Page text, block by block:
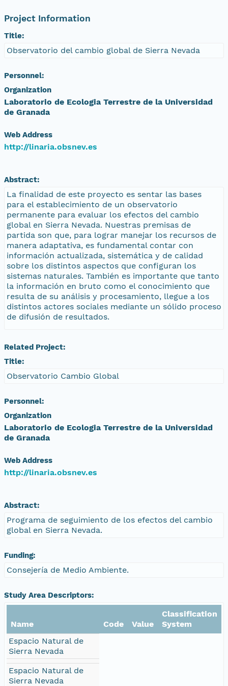
Project Information
Title:
Observatorio del cambio global de Sierra Nevada
Personnel:
Organization
Laboratorio de Ecologia Terrestre de la Universidad
de Granada
Web Address
http://linaria.obsnev.es
Abstract:
La finalidad de este proyecto es sentar las bases
para el establecimiento de un observatorio
permanente para evaluar los efectos del cambio
global en Sierra Nevada. Nuestras premisas de
partida son que, para lograr manejar los recursos de
manera adaptativa, es fundamental contar con
información actualizada, sistemática y de calidad
sobre los distintos aspectos que configuran los
sistemas naturales. También es importante que tanto
la información en bruto como el conocimiento que
resulta de su análisis y procesamiento, llegue a los
distintos actores sociales mediante un sólido proceso
de difusión de resultados.
Related Project:
Title:
Observatorio Cambio Global
Personnel:
Organization
Laboratorio de Ecologia Terrestre de la Universidad
de Granada
Web Address
http://linaria.obsnev.es
Abstract:
Programa de seguimiento de los efectos del cambio
global en Sierra Nevada.
Funding:
Consejería de Medio Ambiente.
Study Area Descriptors:
Name Code Value
Classification
System
Espacio Natural de
Sierra Nevada
Espacio Natural de
Sierra Nevada